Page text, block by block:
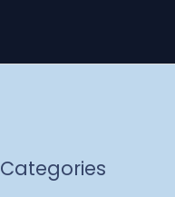
de
Categories